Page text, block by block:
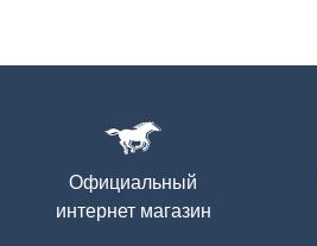
Официальный
интернет магазин